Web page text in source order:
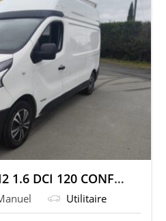
Renault TRAFIC L1H2 1.6 DCI 120 CONFORT
Utilitaire